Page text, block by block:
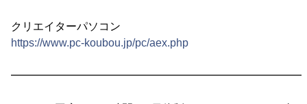
クリエイターパソコン
https://www.pc-koubou.jp/pc/aex.php